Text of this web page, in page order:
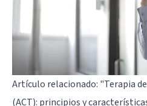
Artículo relacionado: "Terapia
(ACT): principios y